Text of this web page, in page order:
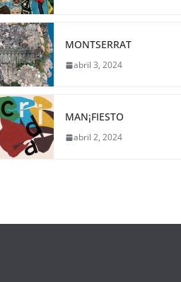
MONTSERRAT
abril 3, 2024
MAN¡FIESTO
abril 2, 2024